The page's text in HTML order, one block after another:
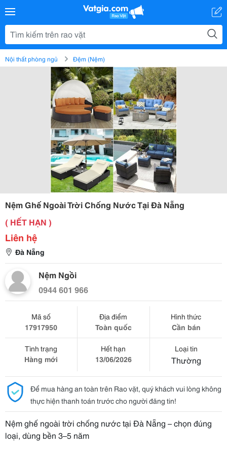
Nội thất phòng ngủ Đệm (Nệm)
Nệm Ghế Ngoài Trời Chống Nước Tại Đà Nẵng
( HẾT HẠN )
Liên hệ
Đà Nẵng
Nệm Ngồi
0944 601 966
Mã số
17917950
Địa điểm
Toàn quốc
Hình thức
Cần bán
Tình trạng
Hàng mới
Hết hạn
13/06/2026
Loại tin
Thường
Để mua hàng an toàn trên Rao vặt, quý khách vui lòng không
thực hiện thanh toán trước cho người đăng tin!
Nệm ghế ngoài trời chống nước tại Đà Nẵng – chọn đúng
loại, dùng bền 3–5 năm